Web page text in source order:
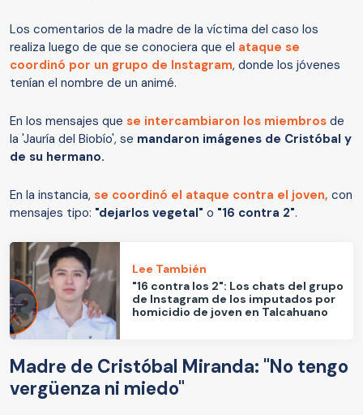
Los comentarios de la madre de la víctima del caso los
realiza luego de que se conociera que el ataque se
coordinó por un grupo de Instagram, donde los jóvenes
tenían el nombre de un animé.
En los mensajes que se intercambiaron los miembros de
la 'Jauría del Biobío', se mandaron imágenes de Cristóbal y
de su hermano.
En la instancia, se coordinó el ataque contra el joven, con
mensajes tipo: "dejarlos vegetal" o "16 contra 2".
Lee También
"16 contra los 2": Los chats del grupo
de Instagram de los imputados por
homicidio de joven en Talcahuano
Madre de Cristóbal Miranda: "No tengo
vergüenza ni miedo"